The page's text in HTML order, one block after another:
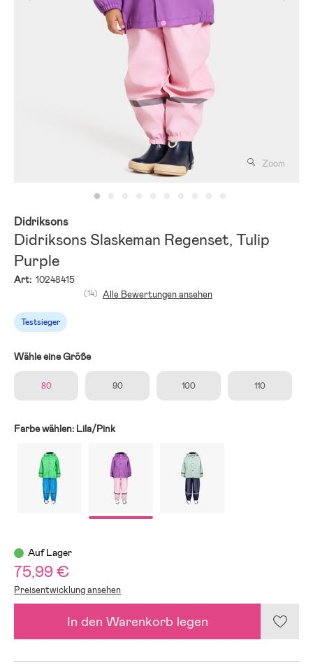
Zoom
Didriksons
Didriksons Slaskeman Regenset, Tulip
Purple
Art: 10248415
Testsieger
(14) Alle Bewertungen ansehen
Wähle eine Größe
80 90 100 110
Farbe wählen: Lila/Pink
Auf Lager
75,99 €
Preisentwicklung ansehen
In den Warenkorb legen